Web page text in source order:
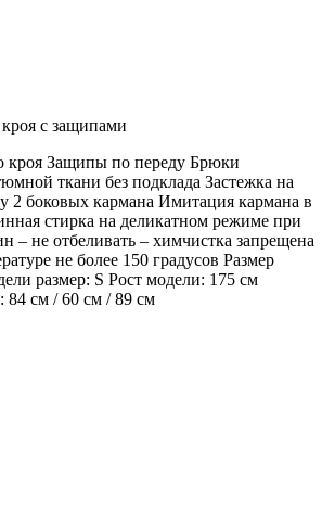
с защипами
кроя Защипы по переду Брюки
ткани без подклада Застежка на
2 боковых кармана Имитация кармана в
стирка на деликатном режиме при
– не отбеливать – химчистка запрещена
не более 150 градусов Размер
размер: S Рост модели: 175 см
84 см / 60 см / 89 см